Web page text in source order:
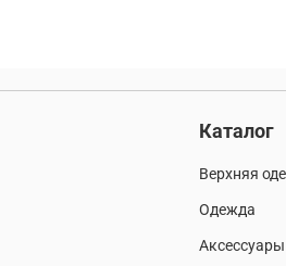
Каталог
Верхняя
Одежда
Аксессуары